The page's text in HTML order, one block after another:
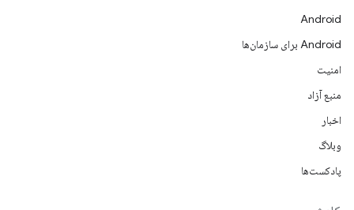
Android
Android برای سازمان‌ها
امنیت
منبع آزاد
اخبار
وبلاگ
پادکست‌ها